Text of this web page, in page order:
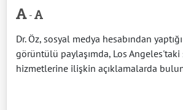
-
Dr. Öz, sosyal medya hesabından
görüntülü paylaşımda, Los Angeles'taki
hizmetlerine ilişkin açıklamalarda